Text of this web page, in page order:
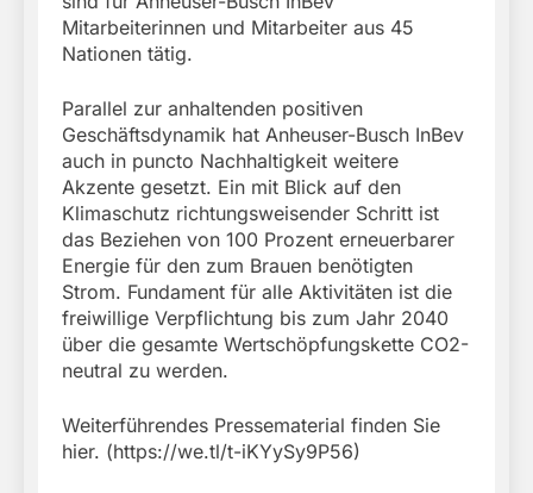
Mitarbeiterinnen und Mitarbeiter aus 45
Nationen tätig.
Parallel zur anhaltenden positiven
Geschäftsdynamik hat Anheuser-Busch InBev
auch in puncto Nachhaltigkeit weitere
Akzente gesetzt. Ein mit Blick auf den
Klimaschutz richtungsweisender Schritt ist
das Beziehen von 100 Prozent erneuerbarer
Energie für den zum Brauen benötigten
Strom. Fundament für alle Aktivitäten ist die
freiwillige Verpflichtung bis zum Jahr 2040
über die gesamte Wertschöpfungskette CO2-
neutral zu werden.
Weiterführendes Pressematerial finden Sie
hier. (https://we.tl/t-iKYySy9P56)